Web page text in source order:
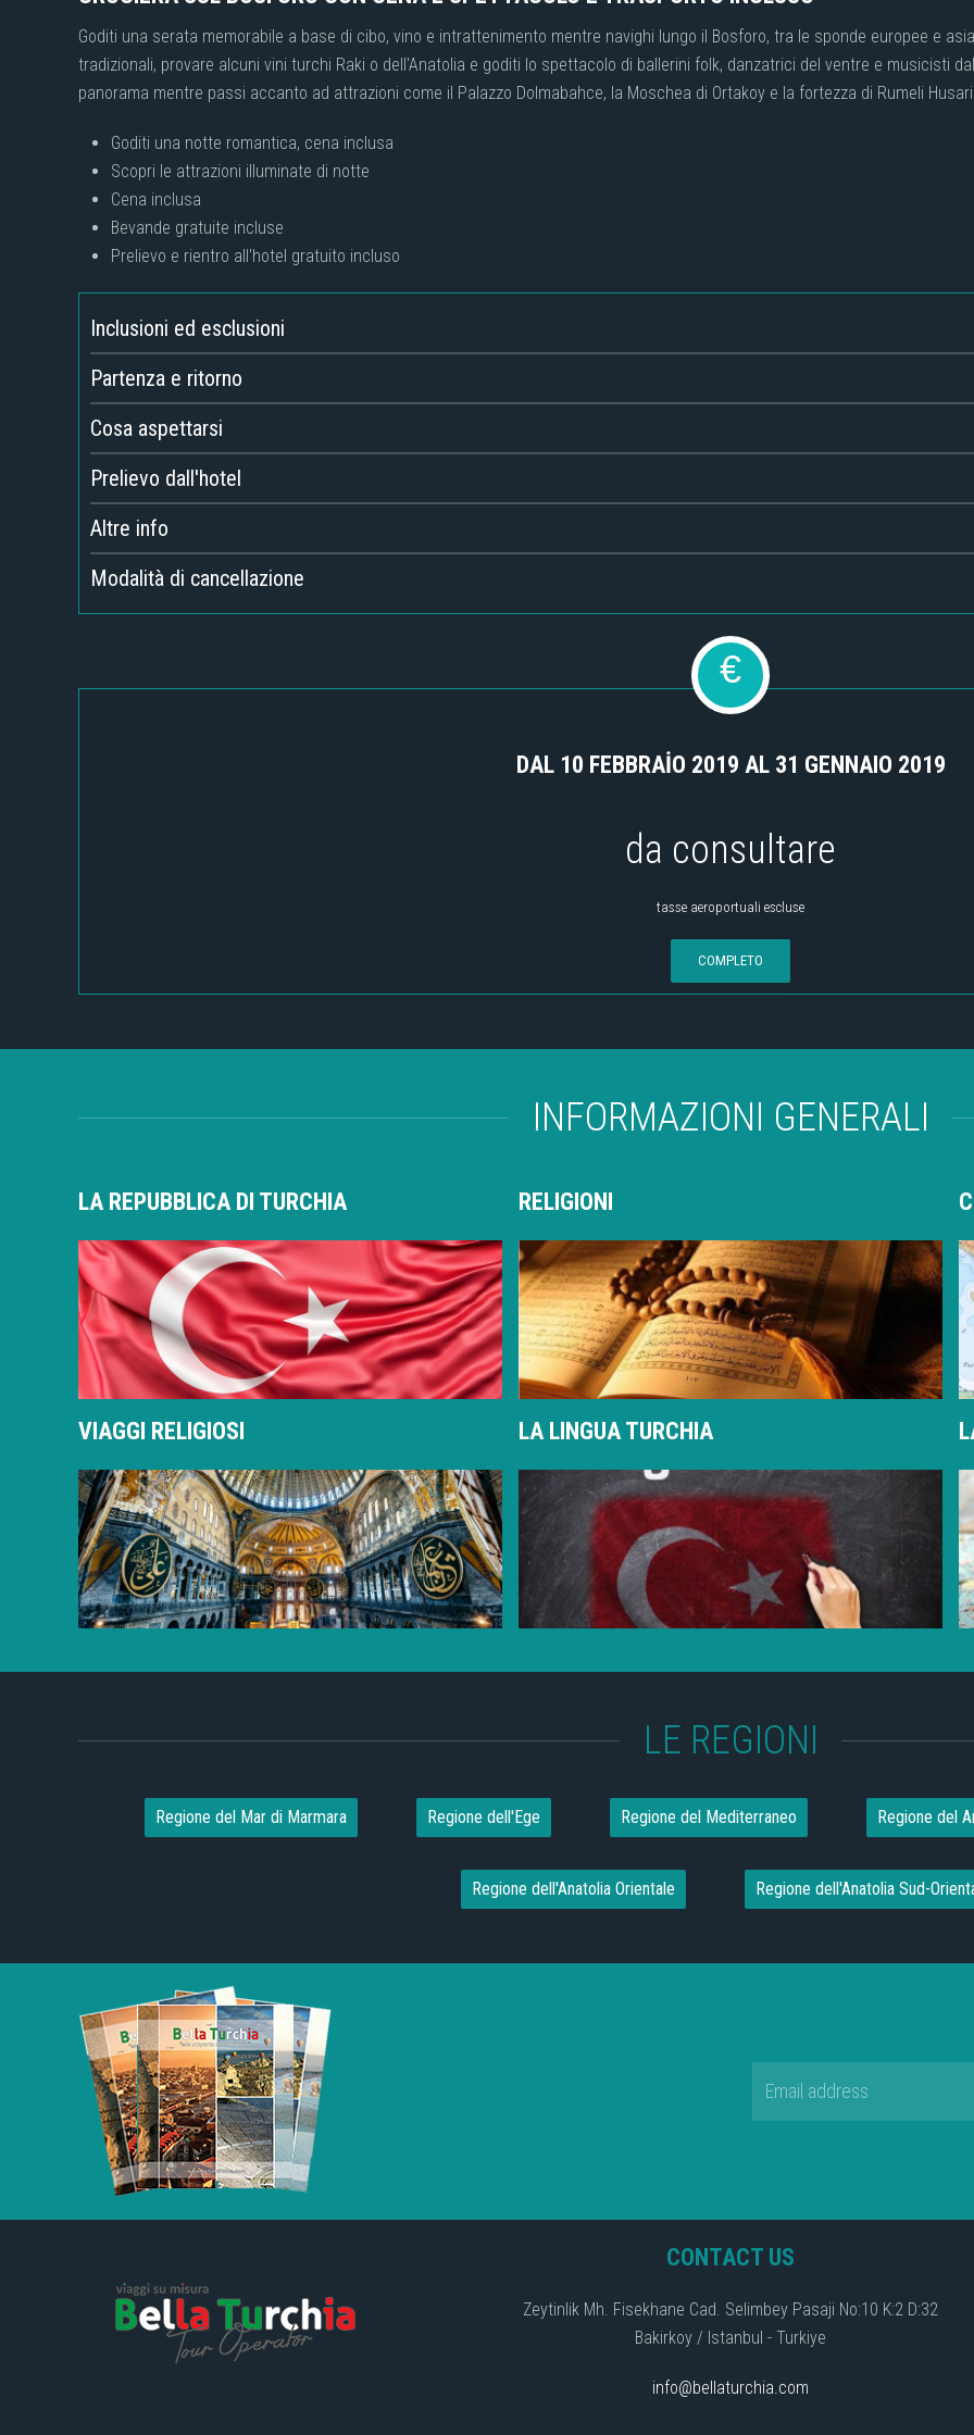
Goditi una serata memorabile a base di cibo, vino e intrattenimento mentre navighi lungo il Bosforo, tra le sponde europee e
tradizionali, provare alcuni vini turchi Raki o dell'Anatolia e goditi lo spettacolo di ballerini folk, danzatrici del ventre e musicisti
panorama mentre passi accanto ad attrazioni come il Palazzo Dolmabahce, la Moschea di Ortakoy e la fortezza di Rumeli
Goditi una notte romantica, cena inclusa
Scopri le attrazioni illuminate di notte
Cena inclusa
Bevande gratuite incluse
Prelievo e rientro all'hotel gratuito incluso
Inclusioni ed esclusioni
Partenza e ritorno
Cosa aspettarsi
Prelievo dall'hotel
Altre info
Modalità di cancellazione
€
DAL 10 FEBBRAİO 2019 AL 31 GENNAIO 2019
da consultare
tasse aeroportuali escluse
COMPLETO
INFORMAZIONI GENERALI
LA REPUBBLICA DI TURCHIA RELIGIONI
VIAGGI RELIGIOSI LA LINGUA TURCHIA
LE REGIONI
Regione del Mar di Marmara Regione dell'Ege Regione del Mediterraneo Regione del
Regione dell'Anatolia Orientale Regione dell'Anatolia Sud-
CONTACT US
Zeytinlik Mh. Fisekhane Cad. Selimbey Pasaji No:10 K:2 D:32
Bakirkoy / Istanbul - Turkiye
info@bellaturchia.com